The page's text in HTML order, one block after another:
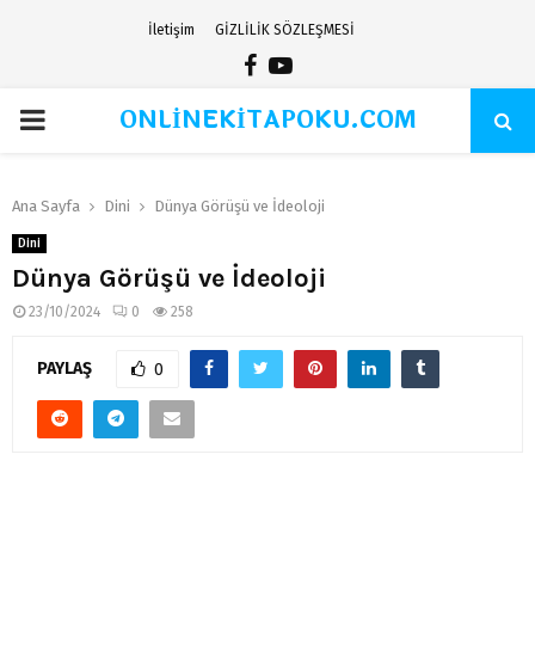
İletişim GİZLİLİK SÖZLEŞMESİ
Facebook
Youtube
PRIMARYONLİNEKİTAPOKU.COM
Ana Sayfa Dini Dünya Görüşü ve İdeoloji
Dini
Dünya Görüşü ve İdeoloji
23/10/2024 0 258
PAYLAŞ 0